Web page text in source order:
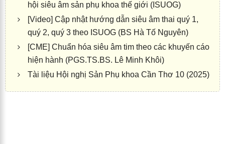
hội siêu âm sản phụ khoa thế giới (ISUOG)
[Video] Cập nhật hướng dẫn siêu âm thai quý 1,
quý 2, quý 3 theo ISUOG (BS Hà Tố Nguyên)
[CME] Chuẩn hóa siêu âm tim theo các khuyến cáo
hiện hành (PGS.TS.BS. Lê Minh Khôi)
Tài liệu Hội nghị Sản Phụ khoa Cần Thơ 10 (2025)